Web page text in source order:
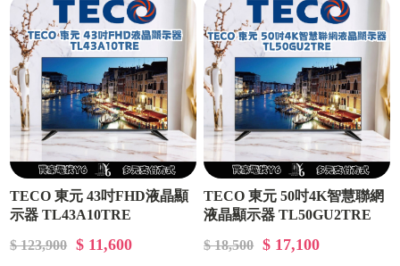
TECO 東元 43吋FHD液晶顯
示器 TL43A10TRE
$ 123,900
$ 11,600
TECO 東元 50吋4K智慧聯網
液晶顯示器 TL50GU2TRE
$ 18,500
$ 17,100